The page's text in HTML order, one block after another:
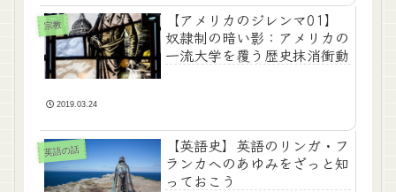
宗教
【アメリカのジレンマ01】
奴隷制の暗い影：アメリカの
一流大学を覆う歴史抹消衝動
2019.03.24
英語の話
【英語史】英語のリンガ・フ
ランカへのあゆみをざっと知
っておこう